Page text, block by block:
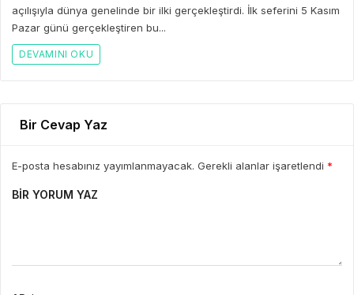
açılışıyla dünya genelinde bir ilki gerçekleştirdi. İlk seferini 5 Kasım
Pazar günü gerçekleştiren bu...
DEVAMINI OKU
Bir Cevap Yaz
E-posta hesabınız yayımlanmayacak. Gerekli alanlar işaretlendi *
BIR YORUM YAZ